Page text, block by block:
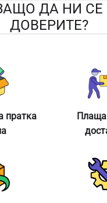
ДА НИ СЕ
ДОВЕРИТЕ?
пратка